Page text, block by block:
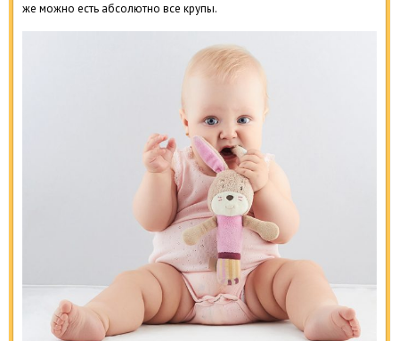
же можно есть абсолютно все крупы.